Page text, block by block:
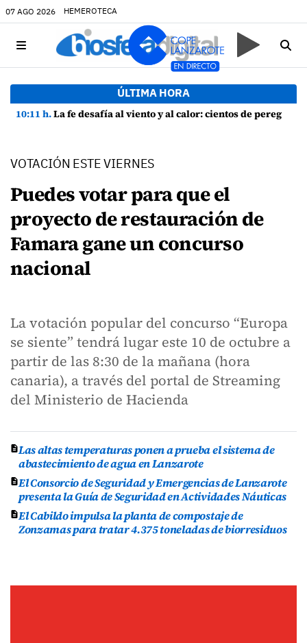
07 AGO 2026 HEMEROTECA
ÚLTIMA HORA
10:11 h.La fe desafía al viento y al calor: cientos de peregrinos arropan a la Virgen de las Nieves
VOTACIÓN ESTE VIERNES
Puedes votar para que el
proyecto de restauración de
Famara gane un concurso
nacional
La votación popular del concurso “Europa
se siente” tendrá lugar este 10 de octubre a
partir de las 8:30 de la mañana (hora
canaria), a través del portal de Streaming
del Ministerio de Hacienda
Las altas temperaturas ponen a prueba el sistema de
abastecimiento de agua en Lanzarote
El Consorcio de Seguridad y Emergencias de Lanzarote
presenta la Guía de Seguridad en Actividades Náuticas
El Cabildo impulsa la planta de compostaje de
Zonzamas para tratar 4.375 toneladas de biorresiduos